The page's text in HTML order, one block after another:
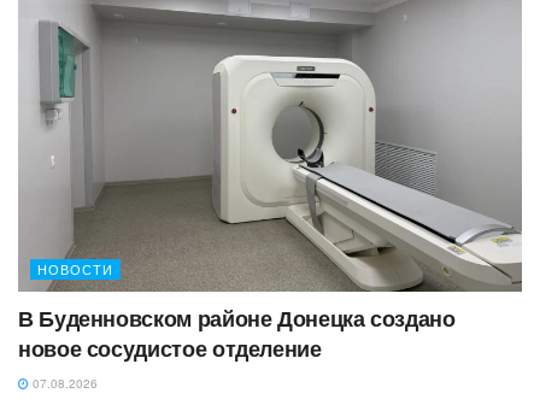
НОВОСТИ
В Буденновском районе Донецка создано
новое сосудистое отделение
07.08.2026